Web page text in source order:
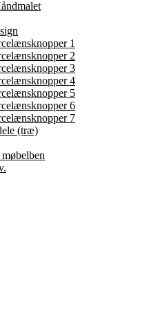
1
2
3
4
5
6
7
(træ)